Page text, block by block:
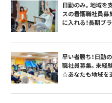
日勤のみ。地域を
スの看護職社員募
に入れる！長期ブ
早い者勝ち！日勤
職社員募集。未経
☆あなたも地域を